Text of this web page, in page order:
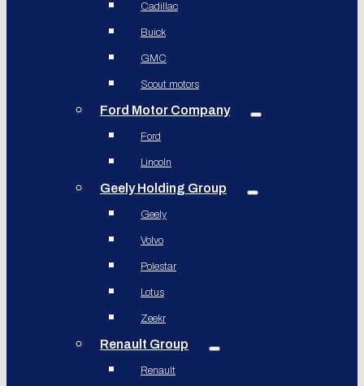
Cadillac
Buick
GMC
Scout motors
Ford Motor Company
Ford
Lincoln
Geely Holding Group
Geely
Volvo
Polestar
Lotus
Zeekr
Renault Group
Renault